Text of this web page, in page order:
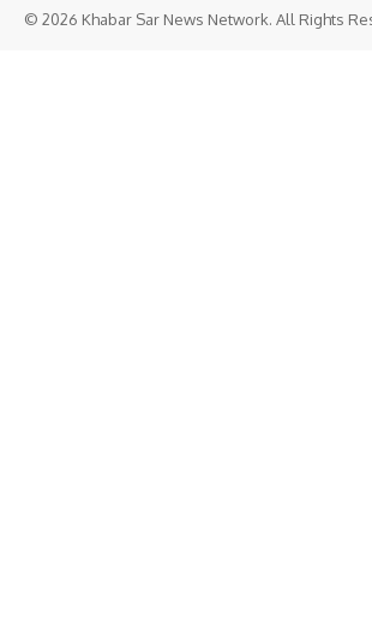
© 2026 Khabar Sar News Network. All Rights